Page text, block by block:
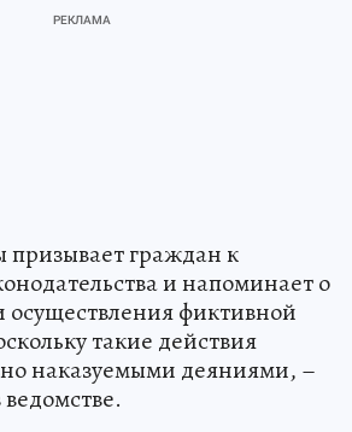
граждан к
и напоминает о
осуществления фиктивной
такие действия
наказуемыми деяниями, –